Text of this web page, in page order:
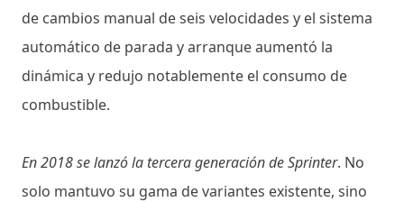
de cambios manual de seis velocidades y el sistema
automático de parada y arranque aumentó la
dinámica y redujo notablemente el consumo de
combustible.
En 2018 se lanzó la tercera generación de Sprinter. No
solo mantuvo su gama de variantes existente, sino